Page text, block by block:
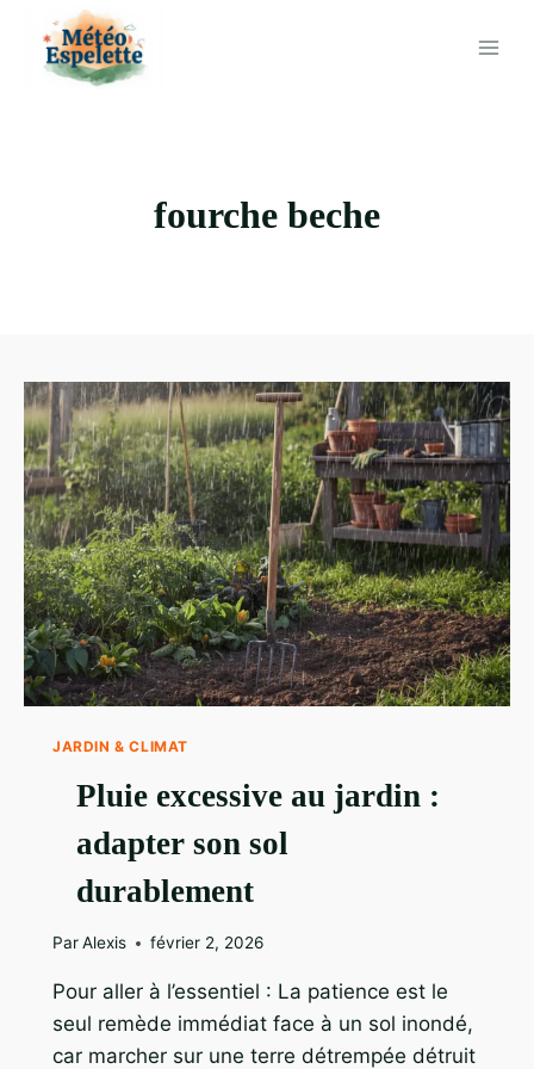
contenu
fourche beche
JARDIN & CLIMAT
Pluie excessive au jardin :
adapter son sol
durablement
ParAlexis février 2, 2026
Pour aller à l’essentiel : La patience est le
seul remède immédiat face à un sol inondé,
car marcher sur une terre détrempée détruit